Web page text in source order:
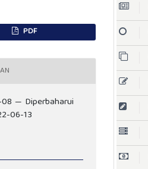
PDF
— Diperbaharui
06-13